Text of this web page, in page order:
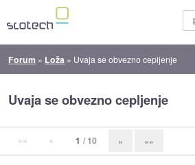
Forum » Loža » Uvaja se obvezno cepljenje
Uvaja se obvezno cepljenje
«« « 1 / 10 » »»